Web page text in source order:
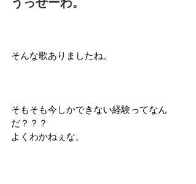
そんな歌ありましたね。
そもそも今しかできない経験ってなん
だ？？？
よくわかねぇな。